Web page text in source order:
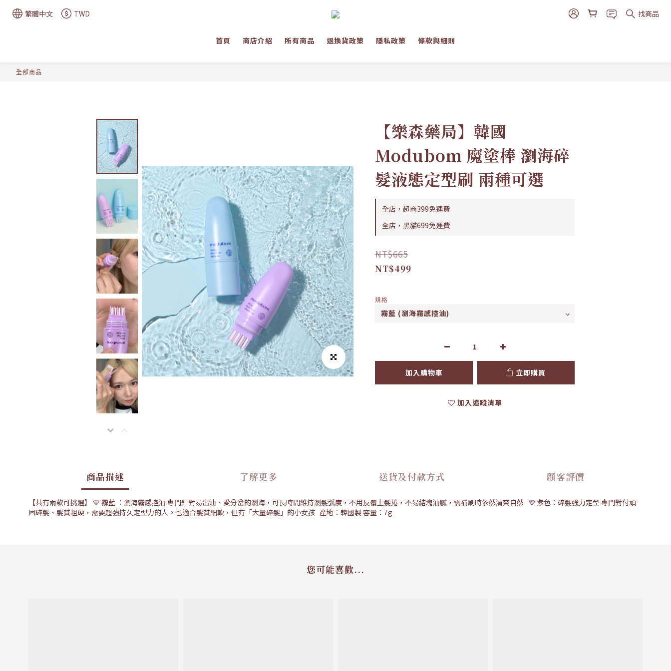
繁體中文 TWD 找商品
首頁 商店介紹 所有商品 退換貨政策 隱私政策 條款與細則
全部商品
【樂森藥局】韓國
Modubom 魔塗棒 瀏海碎
髮液態定型刷 兩種可選
全店，超商399免運費
全店，黑貓699免運費
NT$665
NT$499
規格
加入購物車 立即購買
加入追蹤清單
商品描述 了解更多 送貨及付款方式 顧客評價
【共有兩款可挑選】 💙 霧藍 ：瀏海霧感控油 專門針對易出油、愛分岔的瀏海，可長時間維持瀏髮弧度，不用反覆上髮捲，不易結塊油膩，需補刷時依然清爽自然 💜 紫色：碎髮強力定型 專門對付頑
固碎髮、髮質粗硬，需要超強持久定型力的人。也適合髮質細軟，但有「大量碎髮」的小女孩 產地：韓國製 容量：7g
您可能喜歡...